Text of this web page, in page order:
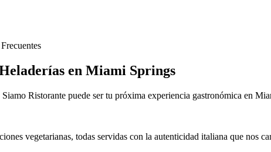
en Miami Springs
Ristorante puede ser tu próxima experiencia gastronómica en
vegetarianas, todas servidas con la autenticidad italiana que nos